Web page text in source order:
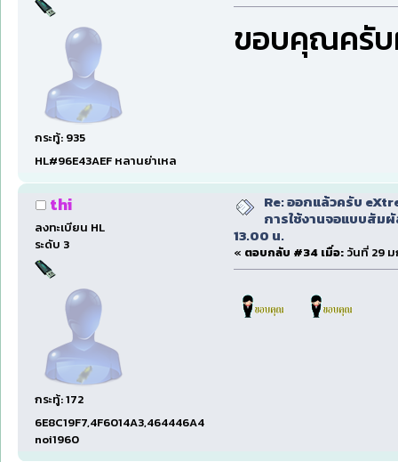
กระทู้: 935
HL#96E43AEF หลานย่าเหล
ขอบคุณครั
thi
ลงทะเบียน HL
ระดับ 3
กระทู้: 172
6E8C19F7,4F6014A3,464446A4
noi1960
Re: ออกแล้วครับ
การใช้งานจอแบบสัม
13.00 น.
« ตอบกลับ #34 เมื่อ: วันที่ 29 ม